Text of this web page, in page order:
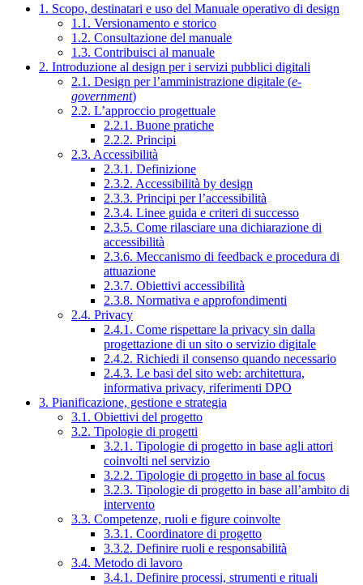
1. Scopo, destinatari e uso del Manuale operativo di design
1.1. Versionamento e storico
1.2. Consultazione del manuale
1.3. Contribuisci al manuale
2. Introduzione al design per i servizi pubblici digitali
2.1. Design per l’amministrazione digitale (e-
government)
2.2. L’approccio progettuale
2.2.1. Buone pratiche
2.2.2. Principi
2.3. Accessibilità
2.3.1. Definizione
2.3.2. Accessibilità by design
2.3.3. Principi per l’accessibilità
2.3.4. Linee guida e criteri di successo
2.3.5. Come rilasciare una dichiarazione di
accessibilità
2.3.6. Meccanismo di feedback e procedura di
attuazione
2.3.7. Obiettivi accessibilità
2.3.8. Normativa e approfondimenti
2.4. Privacy
2.4.1. Come rispettare la privacy sin dalla
progettazione di un sito o servizio digitale
2.4.2. Richiedi il consenso quando necessario
2.4.3. Le basi del sito web: architettura,
informativa privacy, riferimenti DPO
3. Pianificazione, gestione e strategia
3.1. Obiettivi del progetto
3.2. Tipologie di progetti
3.2.1. Tipologie di progetto in base agli attori
coinvolti nel servizio
3.2.2. Tipologie di progetto in base al focus
3.2.3. Tipologie di progetto in base all’ambito di
intervento
3.3. Competenze, ruoli e figure coinvolte
3.3.1. Coordinatore di progetto
3.3.2. Definire ruoli e responsabilità
3.4. Metodo di lavoro
3.4.1. Definire processi, strumenti e rituali